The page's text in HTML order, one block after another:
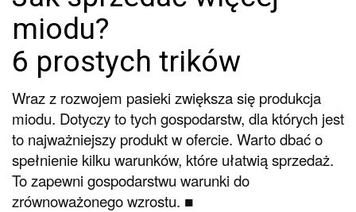
miodu?
6 prostych trików
Wraz z rozwojem pasieki zwiększa się produkcja
miodu. Dotyczy to tych gospodarstw, dla których jest
to najważniejszy produkt w ofercie. Warto dbać o
spełnienie kilku warunków, które ułatwią sprzedaż.
To zapewni gospodarstwu warunki do
zrównoważonego wzrostu. ■